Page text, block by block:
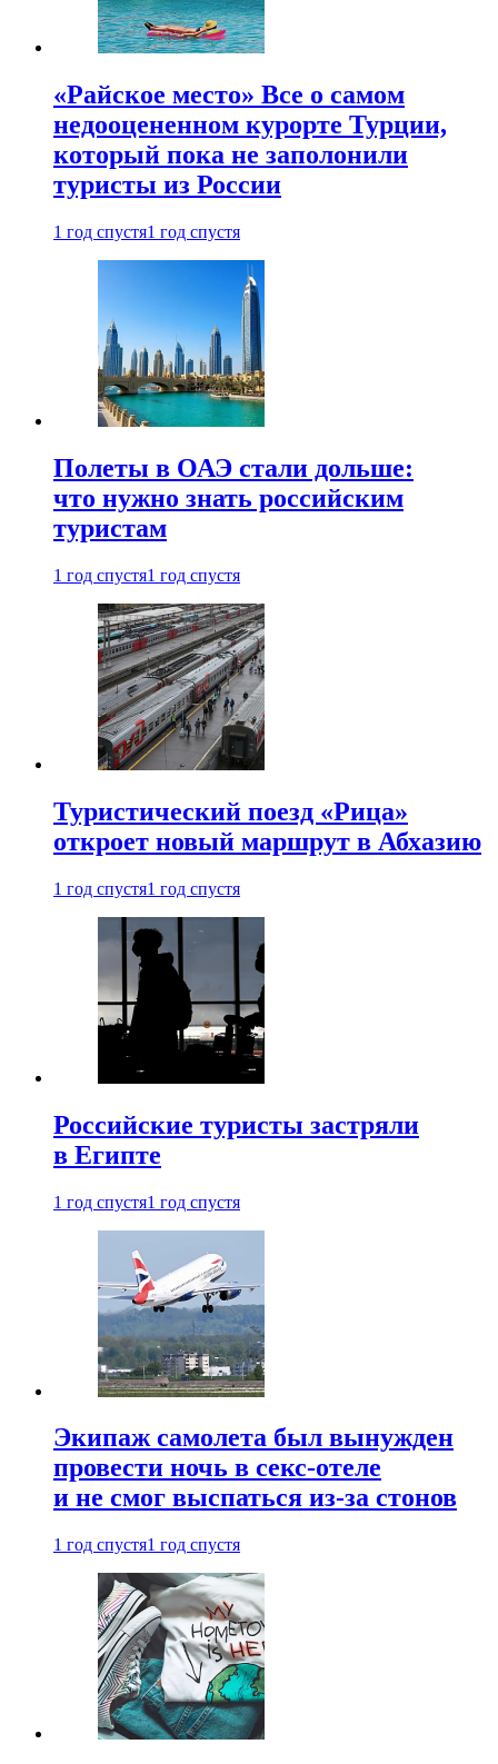
«Райское место» Все о самом
недооцененном курорте Турции,
который пока не заполонили
туристы из России
1 год спустя1 год спустя
Полеты в ОАЭ стали дольше:
что нужно знать российским
туристам
1 год спустя1 год спустя
Туристический поезд «Рица»
откроет новый маршрут в Абхазию
1 год спустя1 год спустя
Российские туристы застряли
в Египте
1 год спустя1 год спустя
Экипаж самолета был вынужден
провести ночь в секс-отеле
и не смог выспаться из-за стонов
1 год спустя1 год спустя